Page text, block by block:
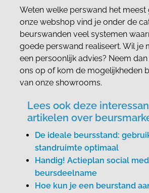
Weten welke perswand het meest
onze webshop vind je onder de
beurswanden veel systemen
goede perswand realiseert. Wil je
een persoonlijk advies? Neem
ons op of kom de mogelijkheden
van onze showrooms.
Lees ook deze
artikelen over
De ideale beursstand:
standruimte optimaal
Handig! Actieplan social
beursdeelname
Hoe kun je een beurstand